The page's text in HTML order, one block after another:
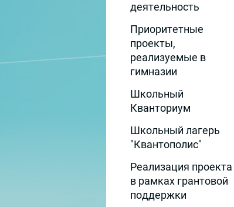
деятельность
Приоритетные
проекты,
реализуемые в
гимназии
Школьный
Кванториум
Школьный лагерь
"Квантополис"
Реализация проекта
в рамках грантовой
поддержки